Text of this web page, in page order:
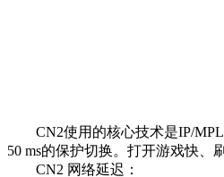
CN2使用的核心技术是IP/MPLS
50 ms的保护切换。打开游戏快
CN2 网络延迟：